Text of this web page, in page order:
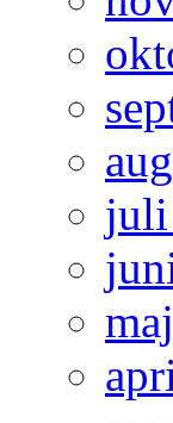
juli